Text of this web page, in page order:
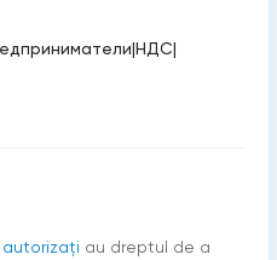
|НДС|
autorizați au dreptul de a